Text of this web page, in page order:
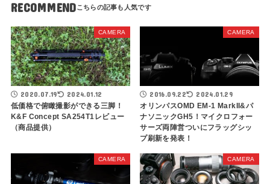
RECOMMEND
CAMERA
2020.07.19 2024.01.12
低価格で俯瞰撮影ができる三脚！
K&F Concept SA254T1レビュー
（商品提供）
CAMERA
2016.09.22 2024.01.29
オリンパスOMD EM-1 MarkII&パ
ナソニックGH5！マイクロフォー
サーズ両陣営ついにフラッグシッ
プ刷新を発表！
CAMERA CAMERA